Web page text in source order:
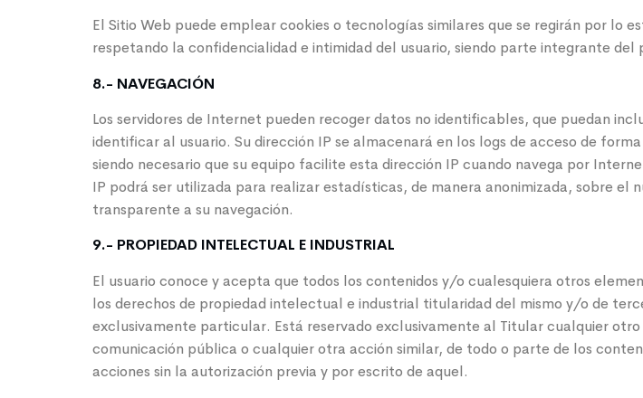
El Sitio Web puede emplear cookies o tecnologías similares que se regirán por lo
respetando la confidencialidad e intimidad del usuario, siendo parte integrante del
8.- NAVEGACIÓN
Los servidores de Internet pueden recoger datos no identificables, que puedan
identificar al usuario. Su dirección IP se almacenará en los logs de acceso de
siendo necesario que su equipo facilite esta dirección IP cuando navega por
IP podrá ser utilizada para realizar estadísticas, de manera anonimizada, sobre
transparente a su navegación.
9.- PROPIEDAD INTELECTUAL E INDUSTRIAL
El usuario conoce y acepta que todos los contenidos y/o cualesquiera otros
los derechos de propiedad intelectual e industrial titularidad del mismo y/o de
exclusivamente particular. Está reservado exclusivamente al Titular cualquier
comunicación pública o cualquier otra acción similar, de todo o parte de los
acciones sin la autorización previa y por escrito de aquel.